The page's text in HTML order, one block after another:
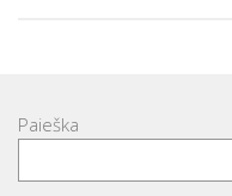
Paieška